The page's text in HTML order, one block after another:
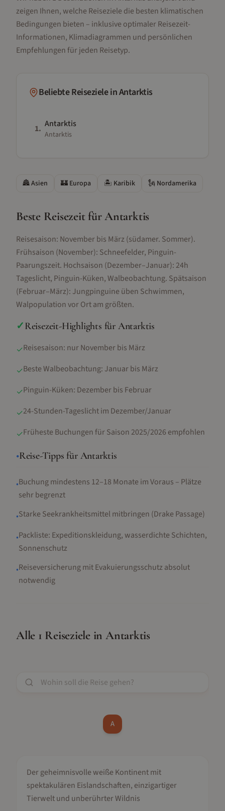
zeigen Ihnen, welche Reiseziele die besten klimatischen
Bedingungen bieten – inklusive optimaler Reisezeit-
Informationen, Klimadiagrammen und persönlichen
Empfehlungen für jeden Reisetyp.
Beliebte Reiseziele inAntarktis
1. Antarktis
Antarktis
🏯Asien 🏰 Europa 🏝️ Karibik 🗽 Nordamerika
Beste Reisezeit fürAntarktis
Reisesaison: November bis März (südamer. Sommer).
Frühsaison (November): Schneefelder, Pinguin-
Paarungszeit. Hochsaison (Dezember–Januar): 24h
Tageslicht, Pinguin-Küken, Walbeobachtung. Spätsaison
(Februar–März): Jungpinguine üben Schwimmen,
Walpopulation vor Ort am größten.
✓Reisezeit-Highlights für Antarktis
✓Reisesaison: nur November bis März
✓Beste Walbeobachtung: Januar bis März
✓Pinguin-Küken: Dezember bis Februar
✓24-Stunden-Tageslicht im Dezember/Januar
✓Früheste Buchungen für Saison 2025/2026 empfohlen
•Reise-Tipps für Antarktis
•Buchung mindestens 12–18 Monate im Voraus – Plätze
sehr begrenzt
•Starke Seekrankheitsmittel mitbringen (Drake Passage)
•Packliste: Expeditionskleidung, wasserdichte Schichten,
Sonnenschutz
•Reiseversicherung mit Evakuierungsschutz absolut
notwendig
Alle 1 Reiseziele in Antarktis
A
Antarktis
Der geheimnisvolle weiße Kontinent mit
spektakulären Eislandschaften, einzigartiger
Tierwelt und unberührter Wildnis